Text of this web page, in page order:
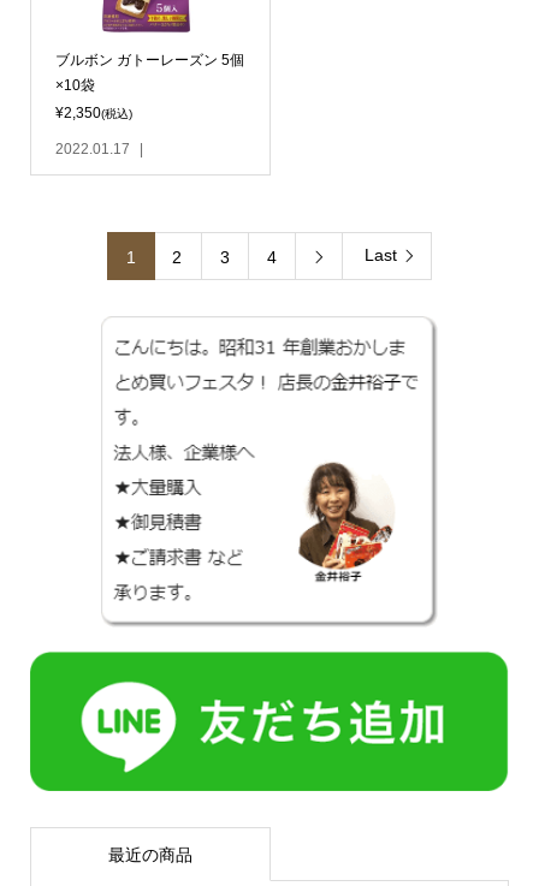
ブルボン ガトーレーズン 5個
×10袋
¥2,350(税込)
2022.01.17
1 2 3 4  Last
最近の商品